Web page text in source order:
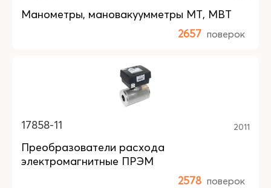
Манометры, мановакуумметры МТ, МВТ
2657 поверок
17858-11 2011
Преобразователи расхода
электромагнитные ПРЭМ
2578 поверок